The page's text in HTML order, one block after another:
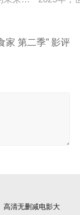
家 第二季” 影评
高清无删减电影大